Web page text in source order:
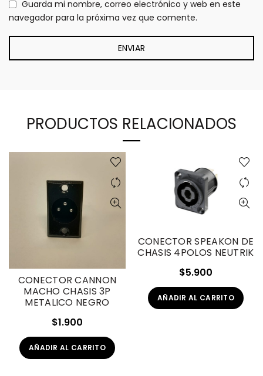
Guarda mi nombre, correo electrónico y web en este
navegador para la próxima vez que comente.
PRODUCTOS RELACIONADOS
CONECTOR CANNON
MACHO CHASIS 3P
METALICO NEGRO
$1.900
AÑADIR AL CARRITO
CONECTOR SPEAKON DE
CHASIS 4POLOS NEUTRIK
$5.900
AÑADIR AL CARRITO